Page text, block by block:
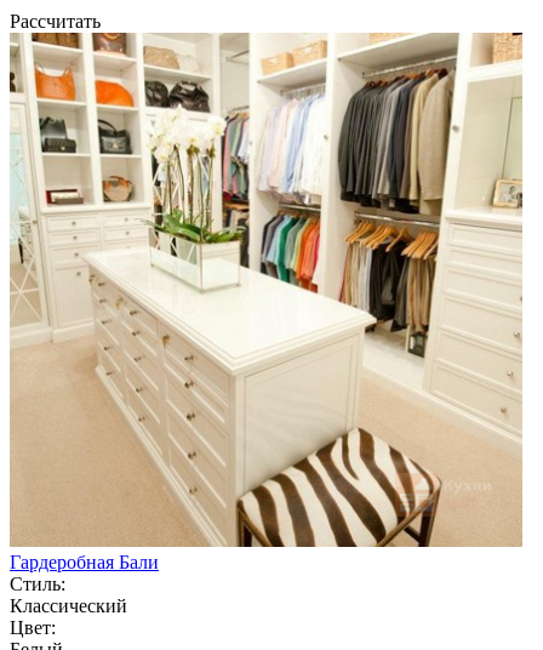
Рассчитать
Гардеробная Бали
Стиль:
Классический
Цвет: